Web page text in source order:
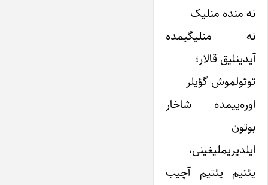
نه منده منلیک
نه منلیگیمده
آیدینلیق قالار؛
توتولموش گؤیلر
اوره‌ییمده شاخار
بوتون
ایلدیریملیغینی،
یئتیم یئتیم آچیب